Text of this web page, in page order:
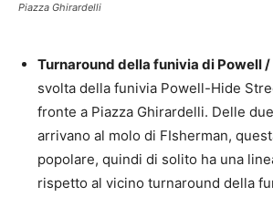
Piazza Ghirardelli
Turnaround della funivia di Powell
svolta della funivia Powell-Hide
fronte a Piazza Ghirardelli. Delle
arrivano al molo di FIsherman,
popolare, quindi di solito ha una
rispetto al vicino turnaround della